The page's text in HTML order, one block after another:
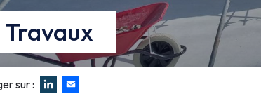
Travaux
sur :